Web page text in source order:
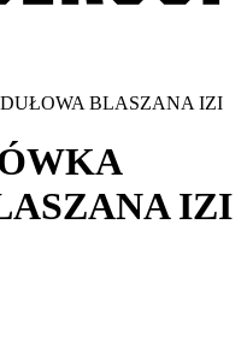
BLASZANA IZI
IZI